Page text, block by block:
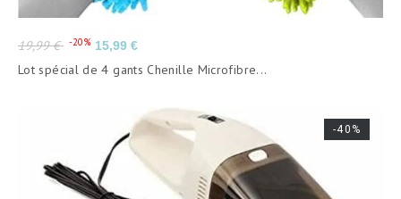
Prix
de
base
19,99 € -20% Prix
15,99 €
Lot spécial de 4 gants Chenille Microfibre...
-40%